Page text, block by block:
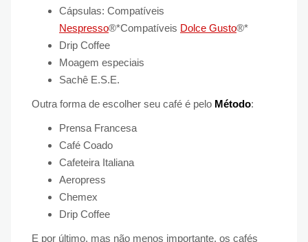
Cápsulas: Compatíveis
Nespresso®*Compatíveis Dolce Gusto®*
Drip Coffee
Moagem especiais
Sachê E.S.E.
Outra forma de escolher seu café é pelo Método:
Prensa Francesa
Café Coado
Cafeteira Italiana
Aeropress
Chemex
Drip Coffee
E por último, mas não menos importante, os cafés